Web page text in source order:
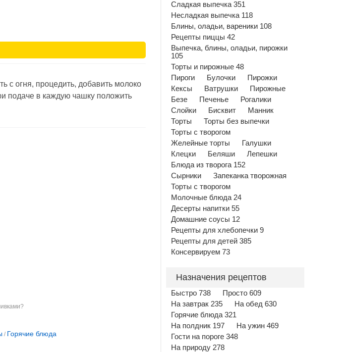
с огня, процедить, добавить молоко
подаче в каждую чашку положить
/ Горячие блюда
Сладкая выпечка 351
Несладкая выпечка 118
Блины, оладьи, вареники 108
Рецепты пиццы 42
Выпечка, блины, оладьи, пирожки
105
Торты и пирожные 48
Пироги
Булочки
Пирожки
Кексы
Ватрушки
Пирожные
Безе
Печенье
Рогалики
Слойки
Бисквит
Манник
Торты
Торты без выпечки
Торты с творогом
Желейные торты
Галушки
Клецки
Беляши
Лепешки
Блюда из творога 152
Сырники
Запеканка творожная
Торты с творогом
Молочные блюда 24
Десерты напитки 55
Домашние соусы 12
Рецепты для хлебопечки 9
Рецепты для детей 385
Консервируем 73
Назначения рецептов
Быстро 738
Просто 609
На завтрак 235
На обед 630
Горячие блюда 321
На полдник 197
На ужин 469
Гости на пороге 348
На природу 278